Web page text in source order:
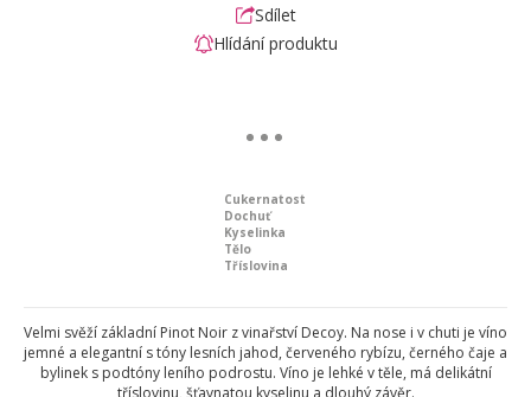
Sdílet
Hlídání produktu
Cukernatost
Dochuť
Kyselinka
Tělo
Tříslovina
Velmi svěží základní Pinot Noir z vinařství Decoy. Na nose i v chuti je víno
jemné a elegantní s tóny lesních jahod, červeného rybízu, černého čaje a
bylinek s podtóny leního podrostu. Víno je lehké v těle, má delikátní
tříslovinu, šťavnatou kyselinu a dlouhý závěr.